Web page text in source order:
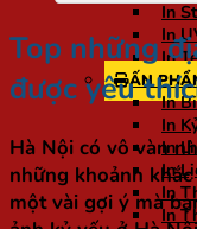
In
In
In
ẤN
In
In
In
In
In
In
Top những
được yêu
Hà Nội có vô vàn
những khoảnh
một vài gợi ý mà